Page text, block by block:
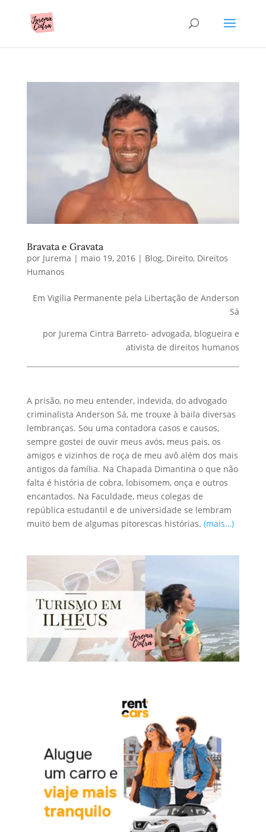
Bravata e Gravata
por Jurema | maio 19, 2016| Blog, Direito, Direitos
Humanos
Em Vigília Permanente pela Libertação de Anderson
Sá
por Jurema Cintra Barreto- advogada, blogueira e
ativista de direitos humanos
A prisão, no meu entender, indevida, do advogado
criminalista Anderson Sá, me trouxe à baila diversas
lembranças. Sou uma contadora casos e causos,
sempre gostei de ouvir meus avós, meus pais, os
amigos e vizinhos de roça de meu avô além dos mais
antigos da família. Na Chapada Dimantina o que não
falta é história de cobra, lobisomem, onça e outros
encantados. Na Faculdade, meus colegas de
república estudantil e de universidade se lembram
muito bem de algumas pitorescas histórias. (mais…)